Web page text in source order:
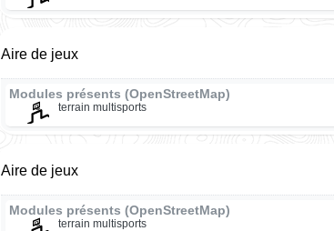
Aire de jeux
Modules présents (OpenStreetMap)
terrain multisports
Aire de jeux
Modules présents (OpenStreetMap)
terrain multisports